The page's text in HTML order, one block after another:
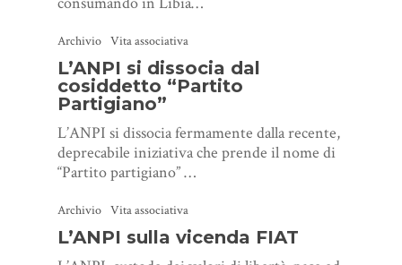
Archivio Vita associativa
L’ANPI si dissocia dal
cosiddetto “Partito
Partigiano”
L’ANPI si dissocia fermamente dalla recente,
deprecabile iniziativa che prende il nome di
“Partito partigiano” …
Archivio Vita associativa
L’ANPI sulla vicenda FIAT